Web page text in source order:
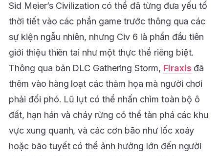
Sid Meier’s Civilization có thể đã từng đưa yếu tố
thời tiết vào các phần game trước thông qua các
sự kiện ngẫu nhiên, nhưng Civ 6 là phần đầu tiên
giới thiệu thiên tai như một thực thể riêng biệt.
Thông qua bản DLC Gathering Storm, Firaxis đã
thêm vào hàng loạt các thảm họa mà người chơi
phải đối phó. Lũ lụt có thể nhấn chìm toàn bộ ô
đất, hạn hán và cháy rừng có thể tàn phá các khu
vực xung quanh, và các cơn bão như lốc xoáy
hoặc bão tuyết có thể ảnh hưởng lớn đến người